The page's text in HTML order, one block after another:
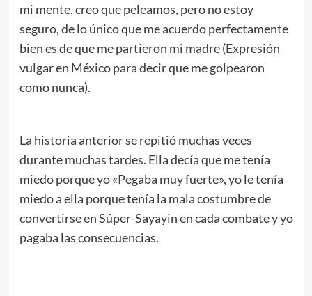
mi mente, creo que peleamos, pero no estoy
seguro, de lo único que me acuerdo perfectamente
bien es de que me partieron mi madre (Expresión
vulgar en México para decir que me golpearon
como nunca).
La historia anterior se repitió muchas veces
durante muchas tardes. Ella decía que me tenía
miedo porque yo «Pegaba muy fuerte», yo le tenía
miedo a ella porque tenía la mala costumbre de
convertirse en Súper-Sayayin en cada combate y yo
pagaba las consecuencias.